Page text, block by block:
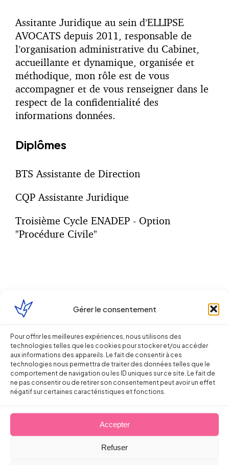
Gérer le consentement
Pour offrir les meilleures expériences, nous utilisons des
technologies telles que les cookies pour stocker et/ou accéder
aux informations des appareils. Le fait de consentir à ces
technologies nous permettra de traiter des données telles que le
comportement de navigation ou les ID uniques sur ce site. Le fait de
ne pas consentir ou de retirer son consentement peut avoir un effet
négatif sur certaines caractéristiques et fonctions.
Accepter
Refuser
Assitante Juridique au sein d’ELLIPSE
AVOCATS depuis 2011, responsable de
l’organisation administrative du Cabinet,
accueillante et dynamique, organisée et
méthodique, mon rôle est de vous
accompagner et de vous renseigner dans le
respect de la confidentialité des
informations données.
Diplômes
BTS Assistante de Direction
CQP Assistante Juridique
Troisième Cycle ENADEP - Option
"Procédure Civile"
Mon cabinet expert